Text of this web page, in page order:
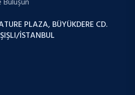
PLAZA, BÜYÜKDERE CD.
İSTANBUL